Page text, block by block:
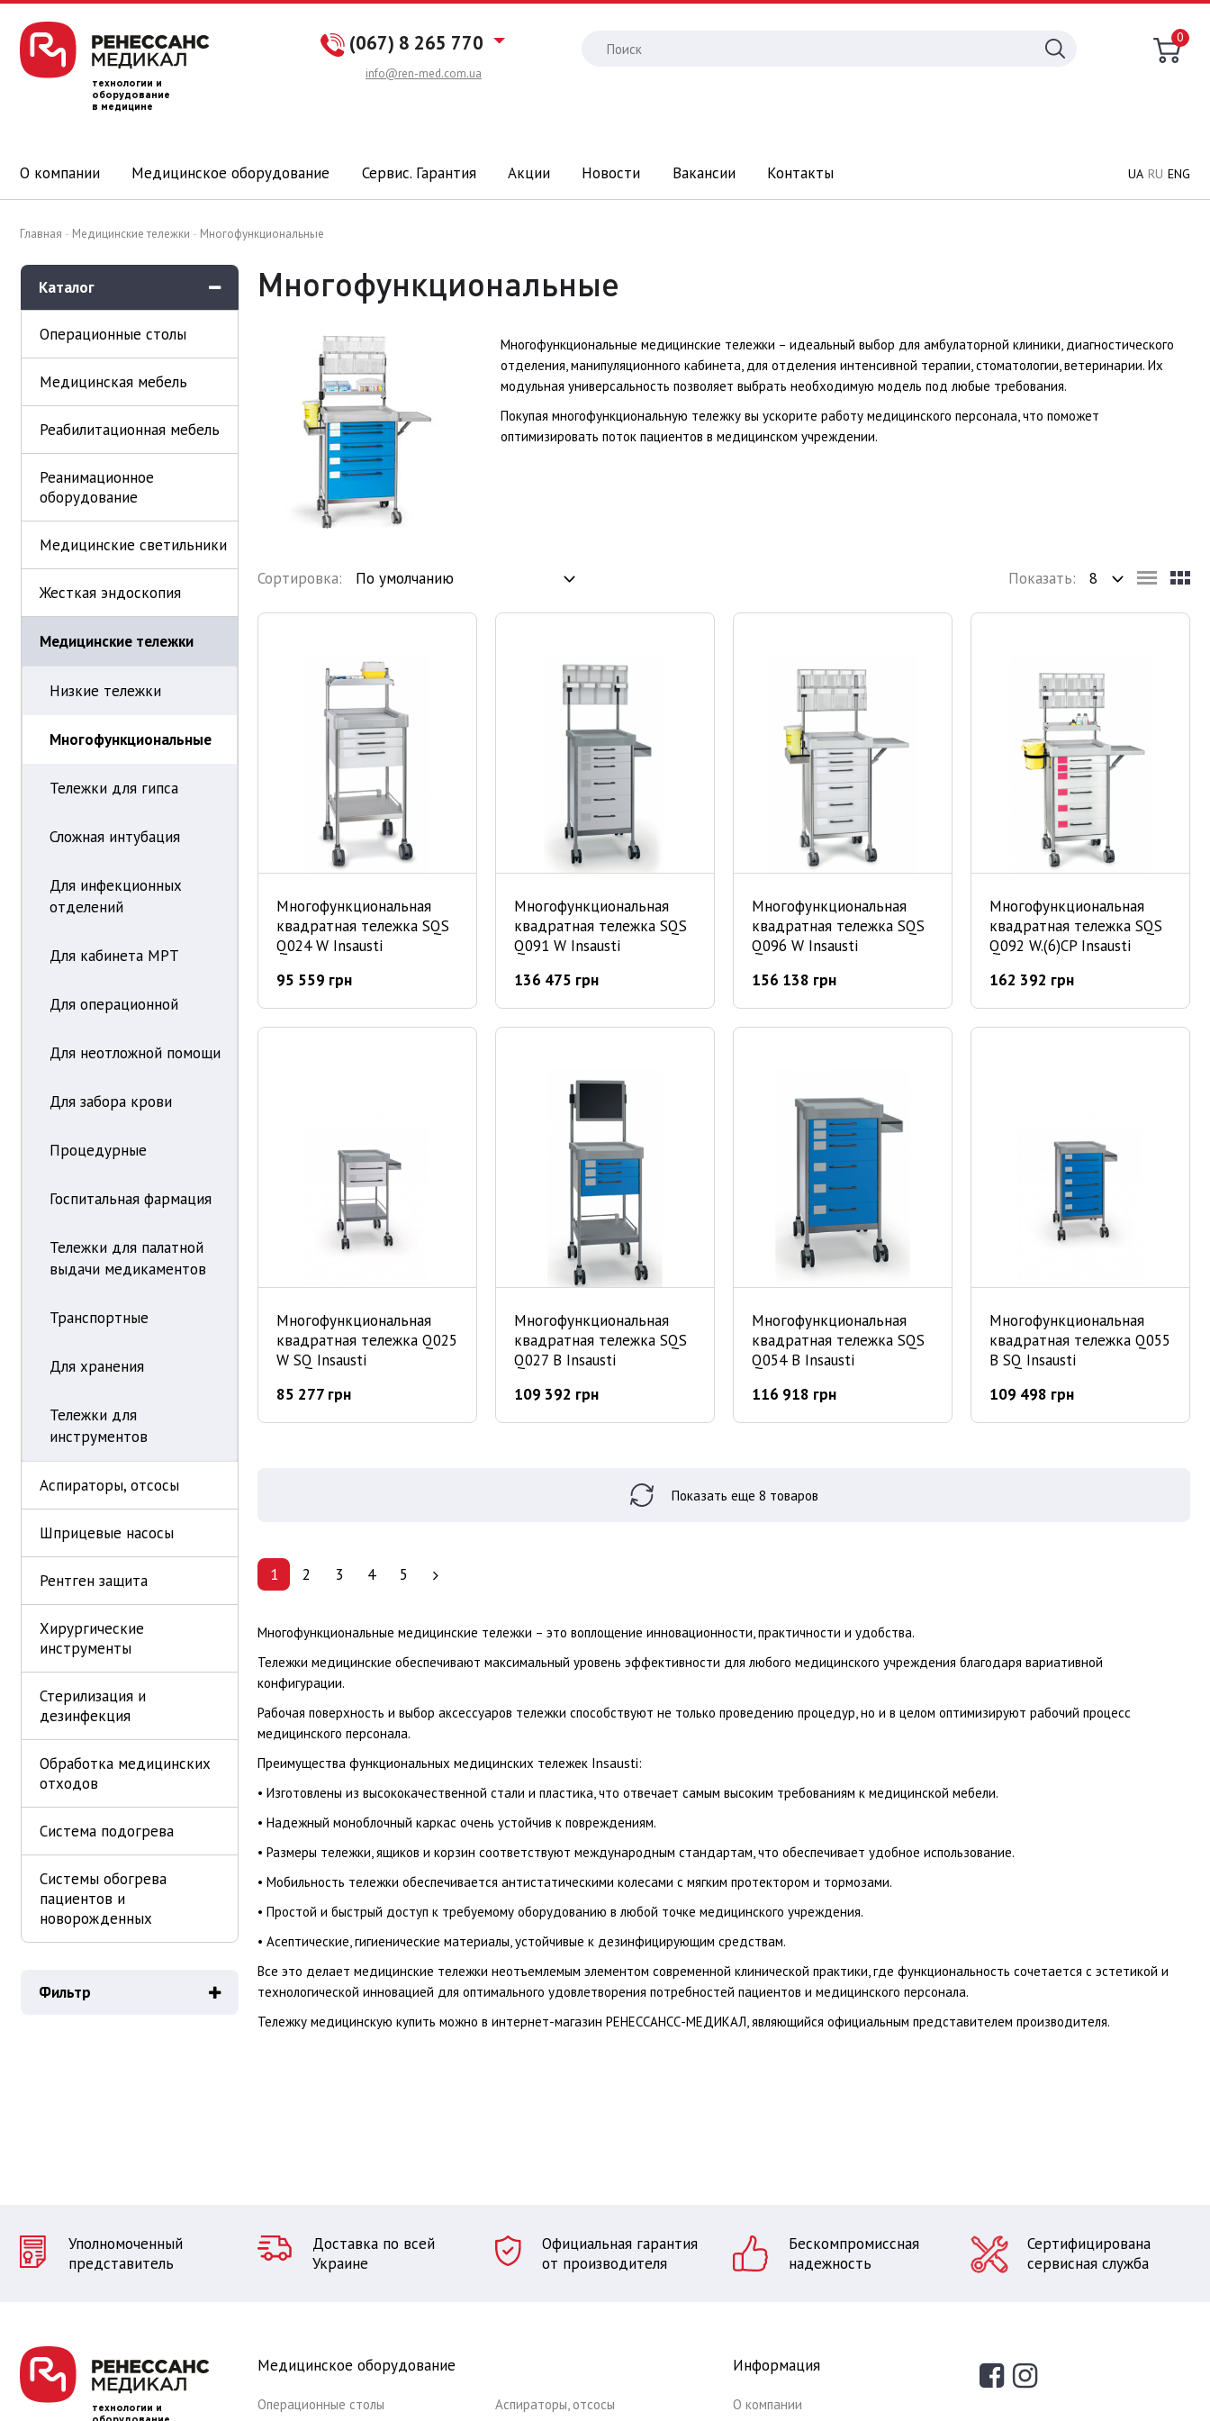
технологии и
оборудование
в медицине
(067) 8 265 770
info@ren-med.com.ua
0
О компании Медицинское оборудование Сервис. Гарантия Акции Новости Вакансии Контакты UA RU ENG
Главная Медицинские тележки Многофункциональные
Каталог
Операционные столы
Медицинская мебель
Реабилитационная мебель
Реанимационное
оборудование
Медицинские светильники
Жесткая эндоскопия
Медицинские тележки
Низкие тележки
Многофункциональные
Тележки для гипса
Сложная интубация
Для инфекционных
отделений
Для кабинета МРТ
Для операционной
Для неотложной помощи
Для забора крови
Процедурные
Госпитальная фармация
Тележки для палатной
выдачи медикаментов
Транспортные
Для хранения
Тележки для
инструментов
Аспираторы, отсосы
Шприцевые насосы
Рентген защита
Хирургические
инструменты
Стерилизация и
дезинфекция
Обработка медицинских
отходов
Система подогрева
Системы обогрева
пациентов и
новорожденных
Фильтр
Многофункциональные
Многофункциональные медицинские тележки – идеальный выбор для амбулаторной клиники, диагностического
отделения, манипуляционного кабинета, для отделения интенсивной терапии, стоматологии, ветеринарии. Их
модульная универсальность позволяет выбрать необходимую модель под любые требования.
Покупая многофункциональную тележку вы ускорите работу медицинского персонала, что поможет
оптимизировать поток пациентов в медицинском учреждении.
Сортировка: Показать:
Многофункциональная
квадратная тележка SQS
Q024 W Insausti
95 559 грн
Многофункциональная
квадратная тележка SQS
Q091 W Insausti
136 475 грн
Многофункциональная
квадратная тележка SQS
Q096 W Insausti
156 138 грн
Многофункциональная
квадратная тележка SQS
Q092 W.(6)CP Insausti
162 392 грн
Многофункциональная
квадратная тележка Q025
W SQ Insausti
85 277 грн
Многофункциональная
квадратная тележка SQS
Q027 B Insausti
109 392 грн
Многофункциональная
квадратная тележка SQS
Q054 B Insausti
116 918 грн
Многофункциональная
квадратная тележка Q055
B SQ Insausti
109 498 грн
Показать еще 8 товаров
1 2 3 4 5
Многофункциональные медицинские тележки – это воплощение инновационности, практичности и удобства.
Тележки медицинские обеспечивают максимальный уровень эффективности для любого медицинского учреждения благодаря вариативной
конфигурации.
Рабочая поверхность и выбор аксессуаров тележки способствуют не только проведению процедур, но и в целом оптимизируют рабочий процесс
медицинского персонала.
Преимущества функциональных медицинских тележек Insausti:
• Изготовлены из высококачественной стали и пластика, что отвечает самым высоким требованиям к медицинской мебели.
• Надежный моноблочный каркас очень устойчив к повреждениям.
• Размеры тележки, ящиков и корзин соответствуют международным стандартам, что обеспечивает удобное использование.
• Мобильность тележки обеспечивается антистатическими колесами с мягким протектором и тормозами.
• Простой и быстрый доступ к требуемому оборудованию в любой точке медицинского учреждения.
• Асептические, гигиенические материалы, устойчивые к дезинфицирующим средствам.
Все это делает медицинские тележки неотъемлемым элементом современной клинической практики, где функциональность сочетается с эстетикой и
технологической инновацией для оптимального удовлетворения потребностей пациентов и медицинского персонала.
Тележку медицинскую купить можно в интернет-магазин РЕНЕССАНСС-МЕДИКАЛ, являющийся официальным представителем производителя.
Уполномоченный
представитель
Доставка по всей
Украине
Официальная гарантия
от производителя
Бескомпромиссная
надежность
Сертифицирована
сервисная служба
технологии и
Медицинское оборудование
Операционные столы Аспираторы, отсосы
Информация
О компании